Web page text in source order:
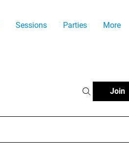
Sessions Parties More
Join